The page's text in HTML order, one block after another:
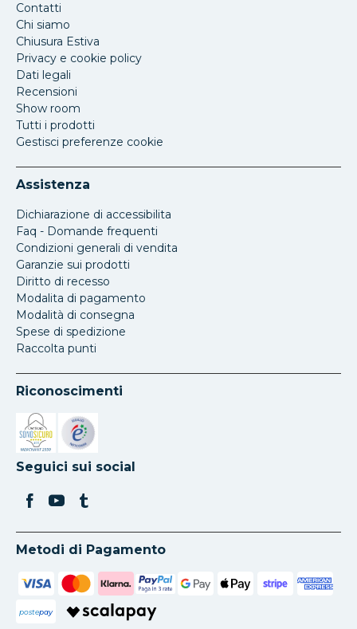
Contatti
Chi siamo
Chiusura Estiva
Privacy e cookie policy
Dati legali
Recensioni
Show room
Tutti i prodotti
Gestisci preferenze cookie
Assistenza
Dichiarazione di accessibilita
Faq - Domande frequenti
Condizioni generali di vendita
Garanzie sui prodotti
Diritto di recesso
Modalita di pagamento
Modalità di consegna
Spese di spedizione
Raccolta punti
Riconoscimenti
Si apre in una nuova scheda
Si apre in una nuova scheda
Seguici sui social
Metodi di Pagamento
postepay